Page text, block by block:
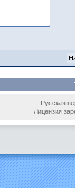
Русская
Лицензия